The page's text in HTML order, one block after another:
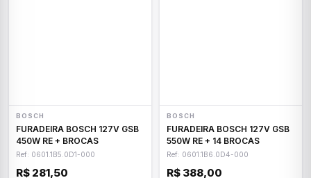
BOSCH
FURADEIRA BOSCH 127V GSB
450W RE + BROCAS
Ref: 0601.1B5.0D1-000
R$ 281,50
BOSCH
FURADEIRA BOSCH 127V GSB
550W RE + 14 BROCAS
Ref: 0601.1B6.0D4-000
R$ 388,00